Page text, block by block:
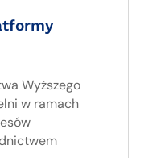
Wyższego
w ramach